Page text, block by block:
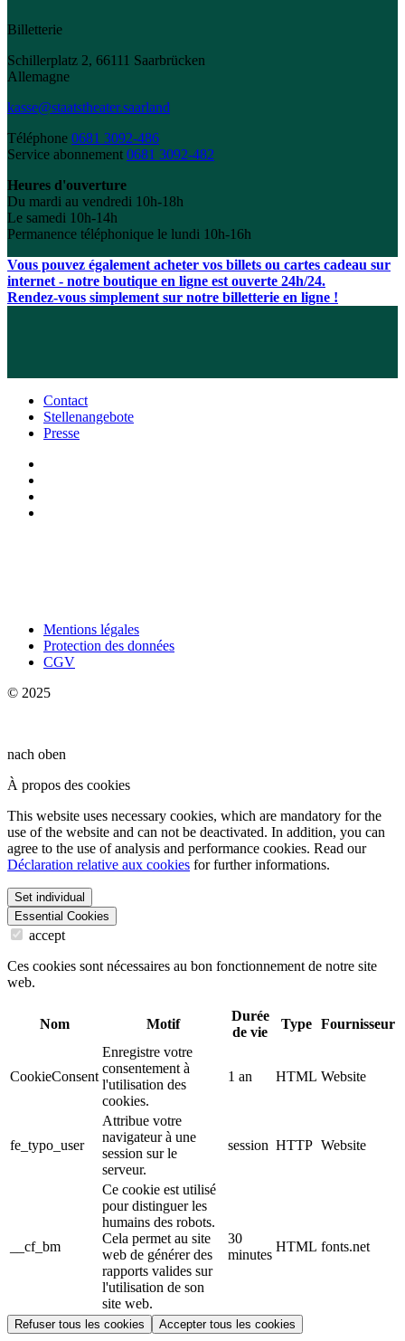
Billetterie
Schillerplatz 2, 66111 Saarbrücken
Allemagne
kasse@staatstheater.saarland
Téléphone 0681 3092-486
Service abonnement 0681 3092-482
Heures d'ouverture
Du mardi au vendredi 10h-18h
Le samedi 10h-14h
Permanence téléphonique le lundi 10h-16h
Vous pouvez également acheter vos billets ou cartes cadeau sur
internet - notre boutique en ligne est ouverte 24h/24.
Rendez-vous simplement sur notre billetterie en ligne !
Contact
Stellenangebote
Presse
Mentions légales
Protection des données
CGV
© 2025
nach oben
À propos des cookies
This website uses necessary cookies, which are mandatory for the
use of the website and can not be deactivated. In addition, you can
agree to the use of analysis and performance cookies. Read our
Déclaration relative aux cookies for further informations.
Set individual
Essential Cookies
accept
Ces cookies sont nécessaires au bon fonctionnement de notre site
web.
Nom Motif
Durée
de vie
Type Fournisseur
CookieConsent
Enregistre votre
consentement à
l'utilisation des
cookies.
1 an HTML Website
fe_typo_user
Attribue votre
navigateur à une
session sur le
serveur.
session HTTP Website
__cf_bm
Ce cookie est utilisé
pour distinguer les
humains des robots.
Cela permet au site
web de générer des
rapports valides sur
l'utilisation de son
site web.
30
minutes
HTML fonts.net
Refuser tous les cookies Accepter tous les cookies